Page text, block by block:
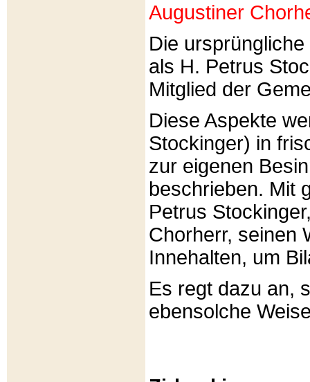
Augustiner
Die
als H. Petrus
Mitglied der
Diese Aspekte
Stockinger) in
zur eigenen
beschrieben. Mit
Petrus
Chorherr, seinen
Innehalten, um
Es regt dazu an,
ebensolche